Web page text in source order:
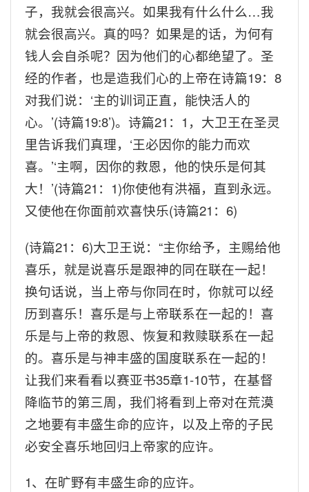
子，我就会很高兴。如果我有什么什么…我
就会很高兴。真的吗？如果是的话，为何有
钱人会自杀呢？因为他们的心都绝望了。圣
经的作者，也是造我们心的上帝在诗篇19： 8
对我们说： ‘主的训词正直，能快活人的
心。 ’(诗篇19:8’)。诗篇21 ： 1 ，大卫王在圣灵
里告诉我们真理， ‘王必因你的能力而欢
喜。 ’‘主啊，因你的救恩，他的快乐是何其
大！ ’(诗篇21 ： 1)你使他有洪福，直到永远。
又使他在你面前欢喜快乐(诗篇21 ： 6)
(诗篇21 ： 6)大卫王说： “主你给予，主赐给他
喜乐，就是说喜乐是跟神的同在联在一起！
换句话说，当上帝与你同在时，你就可以经
历到喜乐！喜乐是与上帝联系在一起的！喜
乐是与上帝的救恩、恢复和救赎联系在一起
的。喜乐是与神丰盛的国度联系在一起的！
让我们来看看以赛亚书35章1-10节，在基督
降临节的第三周，我们将看到上帝对在荒漠
之地要有丰盛生命的应许，以及上帝的子民
必安全喜乐地回归上帝家的应许。
1、在旷野有丰盛生命的应许。